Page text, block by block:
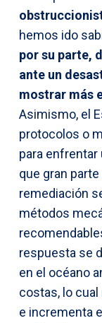
hemos ido
por su parte,
ante un
mostrar más
Asimismo, el
protocolos o
para enfrentar
que gran
remediación
métodos
respuesta se
en el océano
costas, lo cual
e incrementa